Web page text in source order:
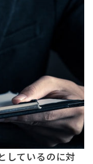
しているのに対